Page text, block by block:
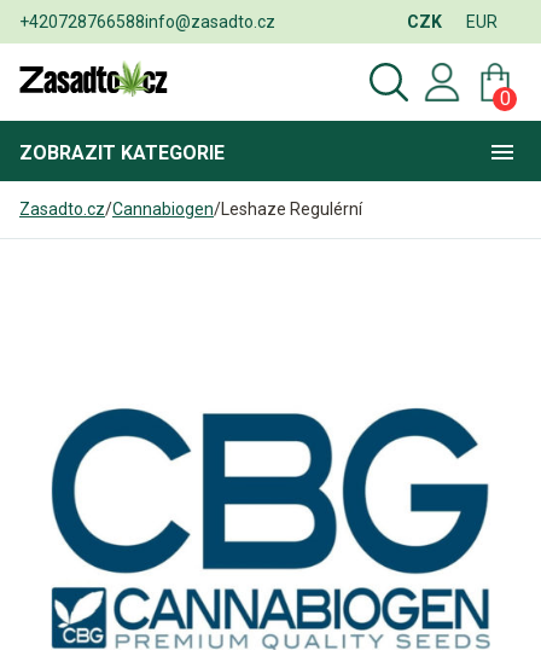
+420728766588info@zasadto.cz CZK EUR
0
ZOBRAZIT KATEGORIE
Zasadto.cz/Cannabiogen/ Leshaze Regulérní